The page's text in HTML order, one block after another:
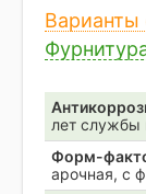
Варианты
лет службы
Форм-
арочная, с